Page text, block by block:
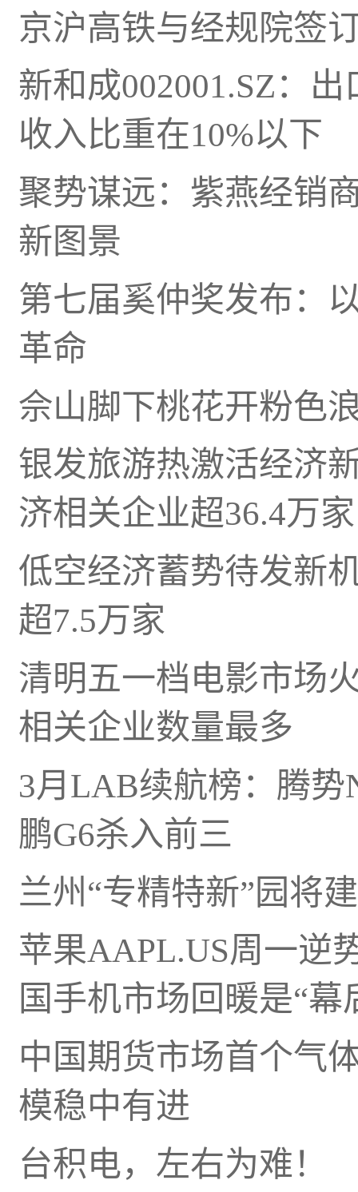
京沪高铁与经规院签
新和成002001.SZ：
收入比重在10%以下
聚势谋远：紫燕经销
新图景
第七届奚仲奖发布：
革命
佘山脚下桃花开粉色
银发旅游热激活经济
济相关企业超36.4万家
低空经济蓄势待发新
超7.5万家
清明五一档电影市场
相关企业数量最多
3月LAB续航榜：腾
鹏G6杀入前三
兰州“专精特新”园将
苹果AAPL.US周一逆
国手机市场回暖是“幕
中国期货市场首个气
模稳中有进
台积电，左右为难！